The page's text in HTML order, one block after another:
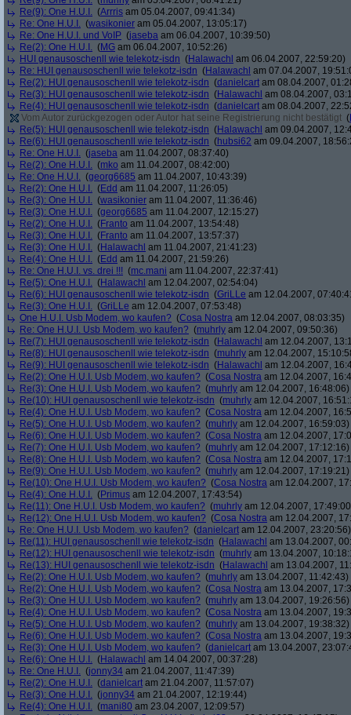
Re(9): One H.U.I. (Arrris am 05.04.2007, 09:41:34)
Re: One H.U.I. (wasikonier am 05.04.2007, 13:05:17)
Re: One H.U.I. und VoIP (jaseba am 06.04.2007, 10:39:50)
Re(2): One H.U.I. (MG am 06.04.2007, 10:52:26)
HUI genausoschenll wie telekotz-isdn (Halawachl am 06.04.2007, 22:59:20)
Re: HUI genausoschenll wie telekotz-isdn (Halawachl am 07.04.2007,
Re(2): HUI genausoschenll wie telekotz-isdn (danielcart am 08.04.2007,
Re(3): HUI genausoschenll wie telekotz-isdn (Halawachl am 08.04.2007,
Re(4): HUI genausoschenll wie telekotz-isdn (danielcart am 08.04.2007,
Vom Autor zurückgezogen oder Autor hat seine Registrierung nicht bestätigt (
Re(5): HUI genausoschenll wie telekotz-isdn (Halawachl am 09.04.2007,
Re(6): HUI genausoschenll wie telekotz-isdn (hubsi62 am 09.04.2007,
Re: One H.U.I. (jaseba am 11.04.2007, 08:37:40)
Re(2): One H.U.I. (mko am 11.04.2007, 08:42:00)
Re: One H.U.I. (georg6685 am 11.04.2007, 10:43:39)
Re(2): One H.U.I. (Edd am 11.04.2007, 11:26:05)
Re(3): One H.U.I. (wasikonier am 11.04.2007, 11:36:46)
Re(3): One H.U.I. (georg6685 am 11.04.2007, 12:15:27)
Re(2): One H.U.I. (Franto am 11.04.2007, 13:54:48)
Re(3): One H.U.I. (Franto am 11.04.2007, 13:57:37)
Re(3): One H.U.I. (Halawachl am 11.04.2007, 21:41:23)
Re(4): One H.U.I. (Edd am 11.04.2007, 21:59:26)
Re: One H.U.I. vs. drei !!! (mc.mani am 11.04.2007, 22:37:41)
Re(5): One H.U.I. (Halawachl am 12.04.2007, 02:54:04)
Re(6): HUI genausoschenll wie telekotz-isdn (GriLLe am 12.04.2007,
Re(3): One H.U.I. (GriLLe am 12.04.2007, 07:53:48)
One H.U.I. Usb Modem, wo kaufen? (Cosa Nostra am 12.04.2007, 08:03:35)
Re: One H.U.I. Usb Modem, wo kaufen? (muhrly am 12.04.2007, 09:50:36)
Re(7): HUI genausoschenll wie telekotz-isdn (Halawachl am 12.04.2007,
Re(8): HUI genausoschenll wie telekotz-isdn (muhrly am 12.04.2007,
Re(9): HUI genausoschenll wie telekotz-isdn (Halawachl am 12.04.2007,
Re(2): One H.U.I. Usb Modem, wo kaufen? (Cosa Nostra am 12.04.2007,
Re(3): One H.U.I. Usb Modem, wo kaufen? (muhrly am 12.04.2007, 16:48:06)
Re(10): HUI genausoschenll wie telekotz-isdn (muhrly am 12.04.2007,
Re(4): One H.U.I. Usb Modem, wo kaufen? (Cosa Nostra am 12.04.2007,
Re(5): One H.U.I. Usb Modem, wo kaufen? (muhrly am 12.04.2007, 16:59:03)
Re(6): One H.U.I. Usb Modem, wo kaufen? (Cosa Nostra am 12.04.2007,
Re(7): One H.U.I. Usb Modem, wo kaufen? (muhrly am 12.04.2007, 17:12:16)
Re(8): One H.U.I. Usb Modem, wo kaufen? (Cosa Nostra am 12.04.2007,
Re(9): One H.U.I. Usb Modem, wo kaufen? (muhrly am 12.04.2007, 17:19:21)
Re(10): One H.U.I. Usb Modem, wo kaufen? (Cosa Nostra am 12.04.2007,
Re(4): One H.U.I. (Primus am 12.04.2007, 17:43:54)
Re(11): One H.U.I. Usb Modem, wo kaufen? (muhrly am 12.04.2007,
Re(12): One H.U.I. Usb Modem, wo kaufen? (Cosa Nostra am 12.04.2007,
Re: One H.U.I. Usb Modem, wo kaufen? (danielcart am 12.04.2007, 23:20:56)
Re(11): HUI genausoschenll wie telekotz-isdn (Halawachl am 13.04.2007,
Re(12): HUI genausoschenll wie telekotz-isdn (muhrly am 13.04.2007,
Re(13): HUI genausoschenll wie telekotz-isdn (Halawachl am 13.04.2007,
Re(2): One H.U.I. Usb Modem, wo kaufen? (muhrly am 13.04.2007, 11:42:43)
Re(2): One H.U.I. Usb Modem, wo kaufen? (Cosa Nostra am 13.04.2007,
Re(3): One H.U.I. Usb Modem, wo kaufen? (muhrly am 13.04.2007, 19:26:56)
Re(4): One H.U.I. Usb Modem, wo kaufen? (Cosa Nostra am 13.04.2007,
Re(5): One H.U.I. Usb Modem, wo kaufen? (muhrly am 13.04.2007, 19:38:32)
Re(6): One H.U.I. Usb Modem, wo kaufen? (Cosa Nostra am 13.04.2007,
Re(3): One H.U.I. Usb Modem, wo kaufen? (danielcart am 13.04.2007,
Re(6): One H.U.I. (Halawachl am 14.04.2007, 00:37:28)
Re: One H.U.I. (jonny34 am 21.04.2007, 11:47:39)
Re(2): One H.U.I. (danielcart am 21.04.2007, 11:57:07)
Re(3): One H.U.I. (jonny34 am 21.04.2007, 12:19:44)
Re(4): One H.U.I. (mani80 am 23.04.2007, 12:09:57)